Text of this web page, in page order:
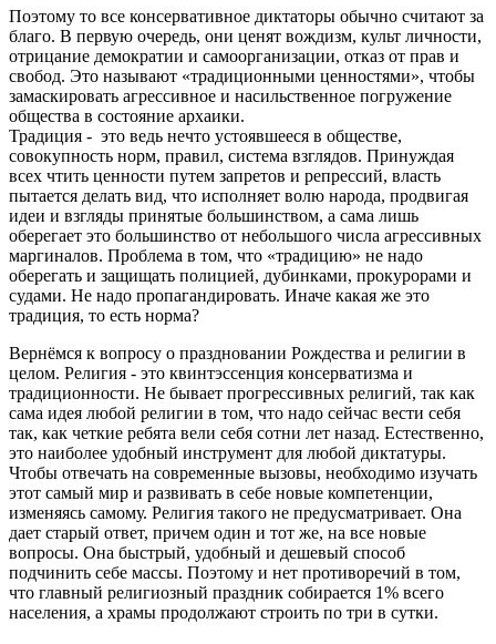
Поэтому то все консервативное диктаторы обычно считают за
благо. В первую очередь, они ценят вождизм, культ личности,
отрицание демократии и самоорганизации, отказ от прав и
свобод. Это называют «традиционными ценностями», чтобы
замаскировать агрессивное и насильственное погружение
общества в состояние архаики.
Традиция - это ведь нечто устоявшееся в обществе,
совокупность норм, правил, система взглядов. Принуждая
всех чтить ценности путем запретов и репрессий, власть
пытается делать вид, что исполняет волю народа, продвигая
идеи и взгляды принятые большинством, а сама лишь
оберегает это большинство от небольшого числа агрессивных
маргиналов. Проблема в том, что «традицию» не надо
оберегать и защищать полицией, дубинками, прокурорами и
судами. Не надо пропагандировать. Иначе какая же это
традиция, то есть норма?
Вернёмся к вопросу о праздновании Рождества и религии в
целом. Религия - это квинтэссенция консерватизма и
традиционности. Не бывает прогрессивных религий, так как
сама идея любой религии в том, что надо сейчас вести себя
так, как четкие ребята вели себя сотни лет назад. Естественно,
это наиболее удобный инструмент для любой диктатуры.
Чтобы отвечать на современные вызовы, необходимо изучать
этот самый мир и развивать в себе новые компетенции,
изменяясь самому. Религия такого не предусматривает. Она
дает старый ответ, причем один и тот же, на все новые
вопросы. Она быстрый, удобный и дешевый способ
подчинить себе массы. Поэтому и нет противоречий в том,
что главный религиозный праздник собирается 1% всего
населения, а храмы продолжают строить по три в сутки.